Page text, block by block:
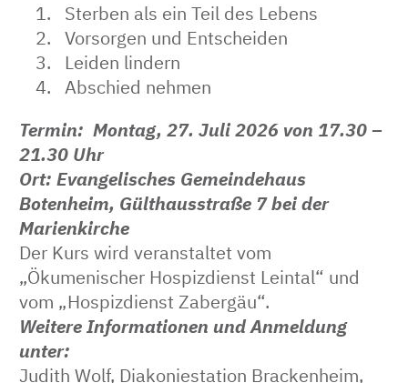
Sterben als ein Teil des Lebens
Vorsorgen und Entscheiden
Leiden lindern
Abschied nehmen
Termin: Montag, 27. Juli 2026 von 17.30 –
21.30 Uhr
Ort: Evangelisches Gemeindehaus
Botenheim, Gülthausstraße 7 bei der
Marienkirche
Der Kurs wird veranstaltet vom
„Ökumenischer Hospizdienst Leintal“ und
vom „Hospizdienst Zabergäu“.
Weitere Informationen und Anmeldung
unter:
Judith Wolf, Diakoniestation Brackenheim,